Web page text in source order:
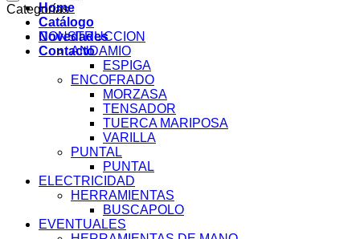
Home
Catálogo
Novedades
Contacto
Categorías
CONSTRUCCION
ANDAMIO
ESPIGA
ENCOFRADO
MORZASA
TENSADOR
TUERCA MARIPOSA
VARILLA
PUNTAL
PUNTAL
ELECTRICIDAD
HERRAMIENTAS
BUSCAPOLO
EVENTUALES